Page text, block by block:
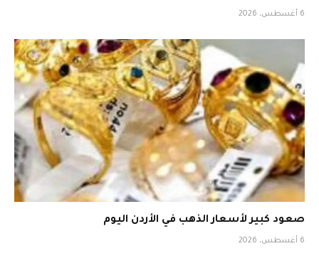
6 أغسطس، 2026
صعود كبير لأسعار الذهب في الأردن اليوم
6 أغسطس، 2026